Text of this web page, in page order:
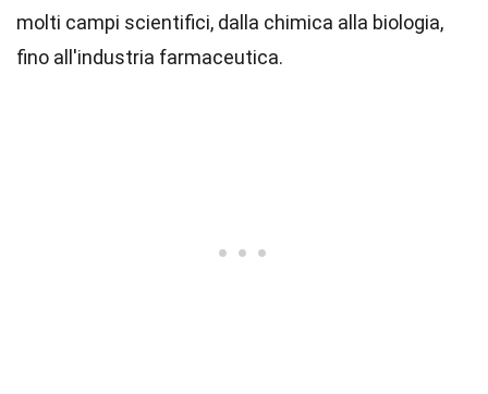
molti campi scientifici, dalla chimica alla biologia,
fino all'industria farmaceutica.